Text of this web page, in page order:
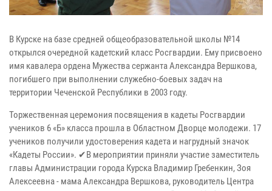
В Курске на базе средней общеобразовательной школы №14
открылся очередной кадетский класс Росгвардии. Ему присвоено
имя кавалера ордена Мужества сержанта Александра Вершкова,
погибшего при выполнении служебно-боевых задач на
территории Чеченской Республики в 2003 году.
Торжественная церемония посвящения в кадеты Росгвардии
учеников 6 «Б» класса прошла в Областном Дворце молодежи. 17
учеников получили удостоверения кадета и нагрудный значок
«Кадеты России». ✔В мероприятии приняли участие заместитель
главы Администрации города Курска Владимир Гребенкин, Зоя
Алексеевна - мама Александра Вершкова, руководитель Центра